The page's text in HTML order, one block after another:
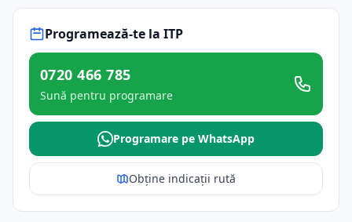
Programează-te la ITP
0720 466 785
Sună pentru programare
Programare pe WhatsApp
Obține indicații rută